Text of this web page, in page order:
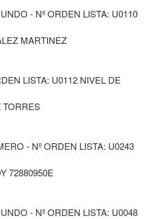
- Nº ORDEN LISTA: U0110
MARTINEZ
LISTA: U0112 NIVEL DE
TORRES
- Nº ORDEN LISTA: U0243
72880950E
- Nº ORDEN LISTA: U0048